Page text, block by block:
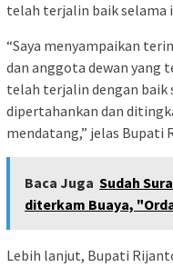
telah terjalin baik selama
“Saya menyampaikan
dan anggota dewan yang
telah terjalin dengan baik
dipertahankan dan
mendatang,” jelas Bupati
Baca Juga Sudah
diterkam Buaya,
Lebih lanjut, Bupati